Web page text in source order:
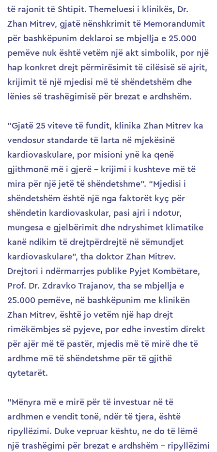
të rajonit të Shtipit. Themeluesi i klinikës, Dr.
Zhan Mitrev, gjatë nënshkrimit të Memorandumit
për bashkëpunim deklaroi se mbjellja e 25.000
pemëve nuk është vetëm një akt simbolik, por një
hap konkret drejt përmirësimit të cilësisë së ajrit,
krijimit të një mjedisi më të shëndetshëm dhe
lënies së trashëgimisë për brezat e ardhshëm.
“Gjatë 25 viteve të fundit, klinika Zhan Mitrev ka
vendosur standarde të larta në mjekësinë
kardiovaskulare, por misioni ynë ka qenë
gjithmonë më i gjerë – krijimi i kushteve më të
mira për një jetë të shëndetshme”. “Mjedisi i
shëndetshëm është një nga faktorët kyç për
shëndetin kardiovaskular, pasi ajri i ndotur,
mungesa e gjelbërimit dhe ndryshimet klimatike
kanë ndikim të drejtpërdrejtë në sëmundjet
kardiovaskulare”, tha doktor Zhan Mitrev.
Drejtori i ndërmarrjes publike Pyjet Kombëtare,
Prof. Dr. Zdravko Trajanov, tha se mbjellja e
25.000 pemëve, në bashkëpunim me klinikën
Zhan Mitrev, është jo vetëm një hap drejt
rimëkëmbjes së pyjeve, por edhe investim direkt
për ajër më të pastër, mjedis më të mirë dhe të
ardhme më të shëndetshme për të gjithë
qytetarët.
“Mënyra më e mirë për të investuar në të
ardhmen e vendit tonë, ndër të tjera, është
ripyllëzimi. Duke vepruar kështu, ne do të lëmë
një trashëgimi për brezat e ardhshëm – ripyllëzimi